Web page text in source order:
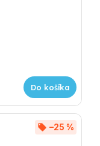
Do košíka
–25 %